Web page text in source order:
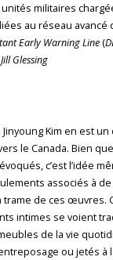
militaires
au réseau avancé
Early Warning Line(
Glessing
Kim en est un
le Canada. Bien
c’est l’idée
associés à
trame de ces œuvres.
intimes se voient
de la vie
ou jetés à